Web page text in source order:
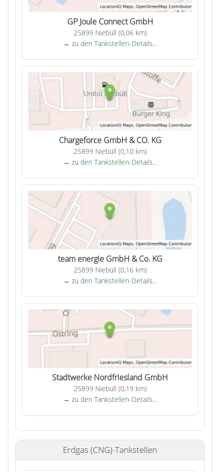
GP Joule Connect GmbH
25899 Niebüll (0,06 km)
→ zu den Tankstellen-Details…
Chargeforce GmbH & CO. KG
25899 Niebüll (0,10 km)
→ zu den Tankstellen-Details…
team energie GmbH & Co. KG
25899 Niebüll (0,16 km)
→ zu den Tankstellen-Details…
Stadtwerke Nordfriesland GmbH
25899 Niebüll (0,19 km)
→ zu den Tankstellen-Details…
Erdgas (CNG)-Tankstellen